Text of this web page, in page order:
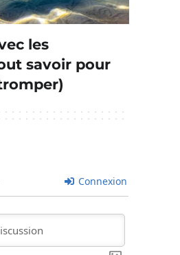
les
savoir pour
Connexion